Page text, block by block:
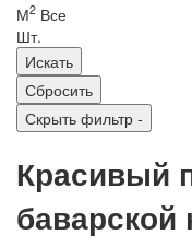
М2 Все
Шт.
Скрыть фильтр -
Красивый
баварской